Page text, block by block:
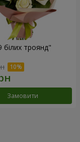
білих троянд"
Замовити